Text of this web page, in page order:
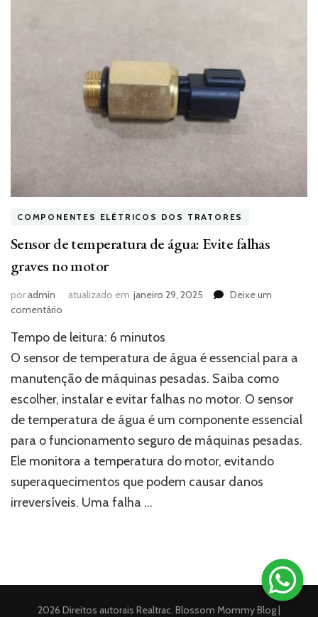
COMPONENTES ELÉTRICOS DOS TRATORES
Sensor de temperatura de água: Evite falhas
graves no motor
poradmin atualizado em janeiro 29, 2025
Deixe um
comentário
de
temperatura
água:
Evite
falhas
no
motor
Tempo de leitura: 6 minutos
O sensor de temperatura de água é essencial para a
manutenção de máquinas pesadas. Saiba como
escolher, instalar e evitar falhas no motor. O sensor
de temperatura de água é um componente essencial
para o funcionamento seguro de máquinas pesadas.
Ele monitora a temperatura do motor, evitando
superaquecimentos que podem causar danos
irreversíveis. Uma falha …
2026 Direitos autorais Realtrac. Blossom Mommy Blog |